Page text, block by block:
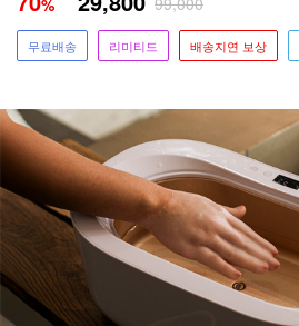
%
무료배송 리미티드 배송지연 보상